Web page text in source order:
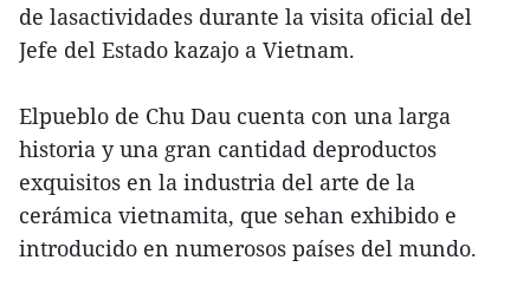
de lasactividades durante la visita oficial del
Jefe del Estado kazajo a Vietnam.
Elpueblo de Chu Dau cuenta con una larga
historia y una gran cantidad deproductos
exquisitos en la industria del arte de la
cerámica vietnamita, que sehan exhibido e
introducido en numerosos países del mundo.